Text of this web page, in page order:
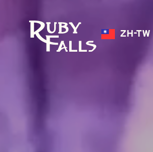
ZH-TW